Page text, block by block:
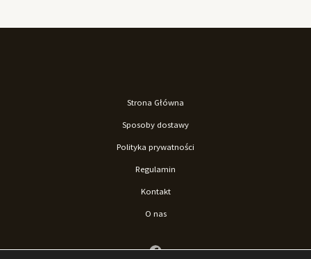
Strona Główna
Sposoby dostawy
Polityka prywatności
Regulamin
Kontakt
O nas